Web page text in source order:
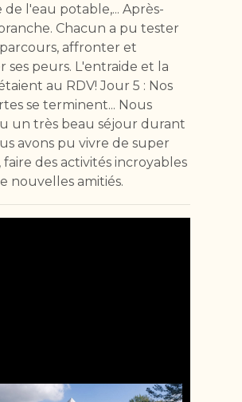
l'eau potable,... Après-
Chacun a pu tester
affronter et
ses peurs. L'entraide et la
au RDV! Jour 5 : Nos
se terminent... Nous
un très beau séjour durant
avons pu vivre de super
des activités incroyables
nouvelles amitiés.